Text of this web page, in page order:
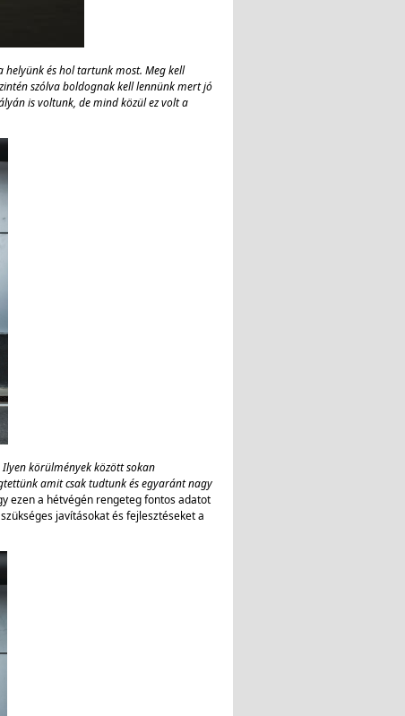
helyünk és hol tartunk most. Meg kell
szólva boldognak kell lennünk mert jó
is voltunk, de mind közül ez volt a
körülmények között sokan
amit csak tudtunk és egyaránt nagy
ezen a hétvégén rengeteg fontos adatot
javításokat és fejlesztéseket a